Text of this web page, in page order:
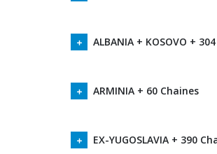
ALBANIA + KOSOVO +
ARMINIA + 60 Chaines
EX-YUGOSLAVIA + 390